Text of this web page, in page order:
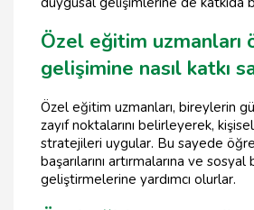
Özel eğitim uzmanları
gelişimine nasıl katkı
Özel eğitim uzmanları, bireylerin
zayıf noktalarını belirleyerek,
stratejileri uygular. Bu sayede
başarılarını artırmalarına ve
geliştirmelerine yardımcı olurlar.